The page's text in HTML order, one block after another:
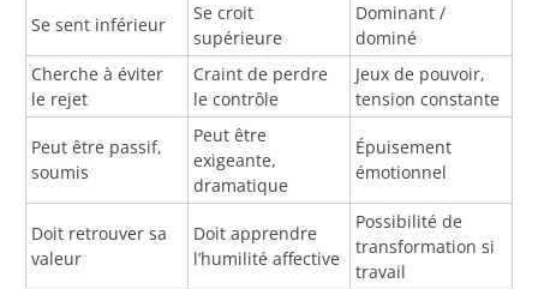
Se sent inférieur
Se croit
supérieure
Dominant /
dominé
Cherche à éviter
le rejet
Craint de perdre
le contrôle
Jeux de pouvoir,
tension constante
Peut être passif,
soumis
Peut être
exigeante,
dramatique
Épuisement
émotionnel
Doit retrouver sa
valeur
Doit apprendre
l’humilité affective
Possibilité de
transformation si
travail